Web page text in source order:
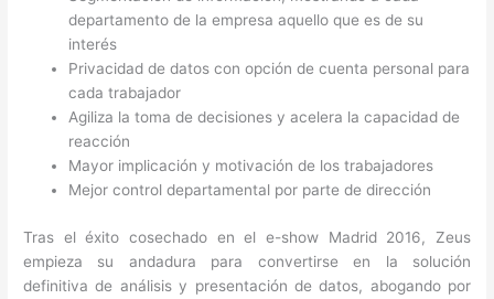
departamento de la empresa aquello que es de su
interés
Privacidad de datos con opción de cuenta personal para
cada trabajador
Agiliza la toma de decisiones y acelera la capacidad de
reacción
Mayor implicación y motivación de los trabajadores
Mejor control departamental por parte de dirección
Tras el éxito cosechado en el e-show Madrid 2016, Zeus
empieza su andadura para convertirse en la solución
definitiva de análisis y presentación de datos, abogando por